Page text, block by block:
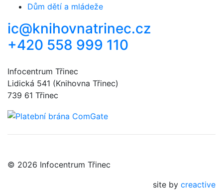
Dům dětí a mládeže
ic@knihovnatrinec.cz
+420 558 999 110
Infocentrum Třinec
Lidická 541 (Knihovna Třinec)
739 61 Třinec
© 2026 Infocentrum Třinec
site by creactive